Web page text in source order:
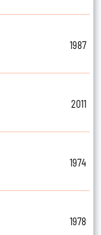
1987
2011
1974
1978